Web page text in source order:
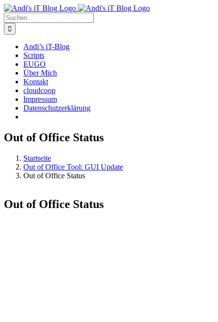
Zum
Inhalt
springen
Rss
Facebook
X
YouTube
Skype
Suche
nach:
Andi’s iT-Blog
Scripts
EUGO
Über Mich
Kontakt
cloudcoop
Impressum
Datenschutzerklärung
Out of Office Status
Startseite
Out of Office Tool: GUI Update
Out of Office Status
Out of Office Status